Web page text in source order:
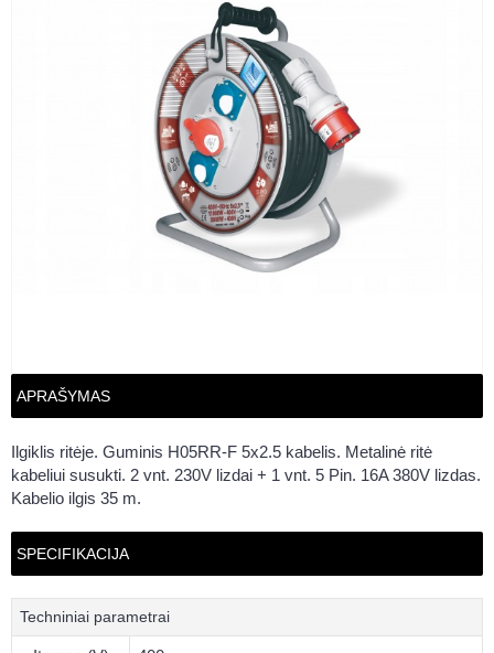
APRAŠYMAS
Ilgiklis ritėje. Guminis H05RR-F 5x2.5 kabelis. Metalinė ritė
kabeliui susukti. 2 vnt. 230V lizdai + 1 vnt. 5 Pin. 16A 380V lizdas.
Kabelio ilgis 35 m.
SPECIFIKACIJA
Techniniai parametrai